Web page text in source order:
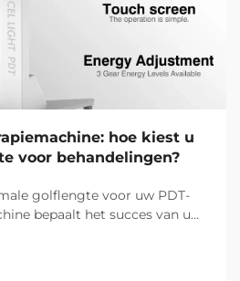
hoe kiest u
voor behandelingen?
golflengte voor uw PDT-
bepaalt het succes van uw
golflengten dringen op
de huid door en activeren